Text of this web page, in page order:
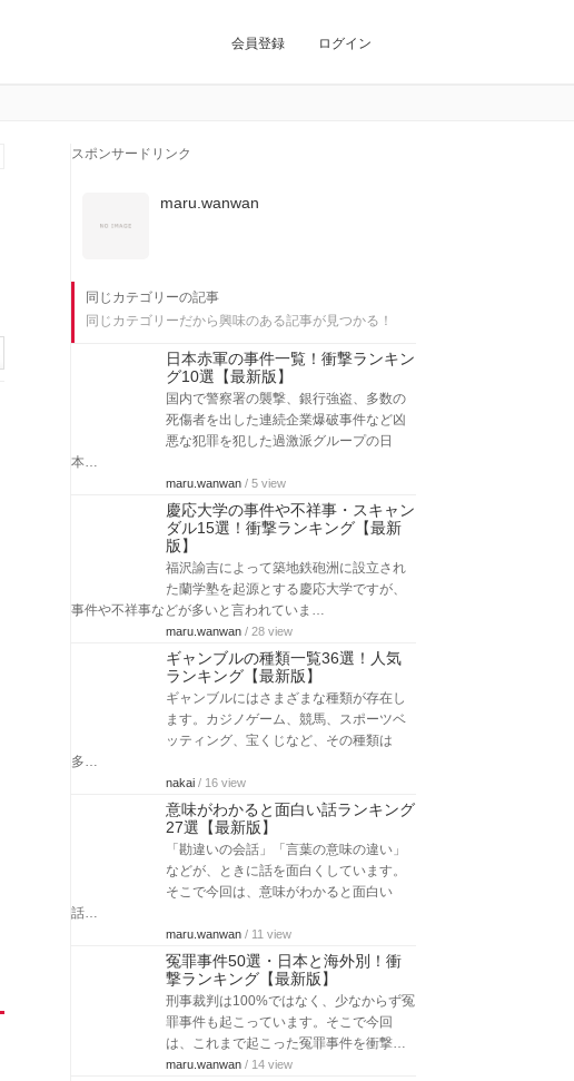
会員登録 ログイン
スポンサードリンク
maru.wanwan
同じカテゴリーの記事
同じカテゴリーだから興味のある記事が見つかる！
日本赤軍の事件一覧！衝撃ランキン
グ10選【最新版】
国内で警察署の襲撃、銀行強盗、多数の
死傷者を出した連続企業爆破事件など凶
悪な犯罪を犯した過激派グループの日
本…
maru.wanwan / 5 view
慶応大学の事件や不祥事・スキャン
ダル15選！衝撃ランキング【最新
版】
福沢諭吉によって築地鉄砲洲に設立され
た蘭学塾を起源とする慶応大学ですが、
事件や不祥事などが多いと言われていま…
maru.wanwan / 28 view
ギャンブルの種類一覧36選！人気
ランキング【最新版】
ギャンブルにはさまざまな種類が存在し
ます。カジノゲーム、競馬、スポーツベ
ッティング、宝くじなど、その種類は
多…
nakai / 16 view
意味がわかると面白い話ランキング
27選【最新版】
「勘違いの会話」「言葉の意味の違い」
などが、ときに話を面白くしています。
そこで今回は、意味がわかると面白い
話…
maru.wanwan / 11 view
冤罪事件50選・日本と海外別！衝
撃ランキング【最新版】
刑事裁判は100%ではなく、少なからず冤
罪事件も起こっています。そこで今回
は、これまで起こった冤罪事件を衝撃…
maru.wanwan / 14 view